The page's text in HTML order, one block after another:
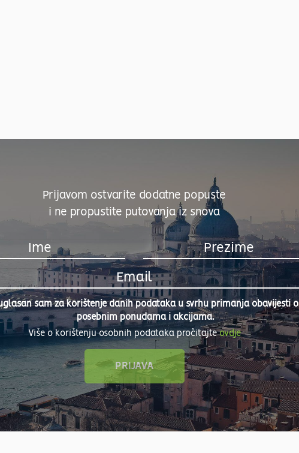
Prijavom ostvarite dodatne popuste
i ne propustite putovanja iz snova
sam za korištenje danih podataka u svrhu primanja obavijesti o
posebnim ponudama i akcijama.
Više o korištenju osobnih podataka pročitajteovdje